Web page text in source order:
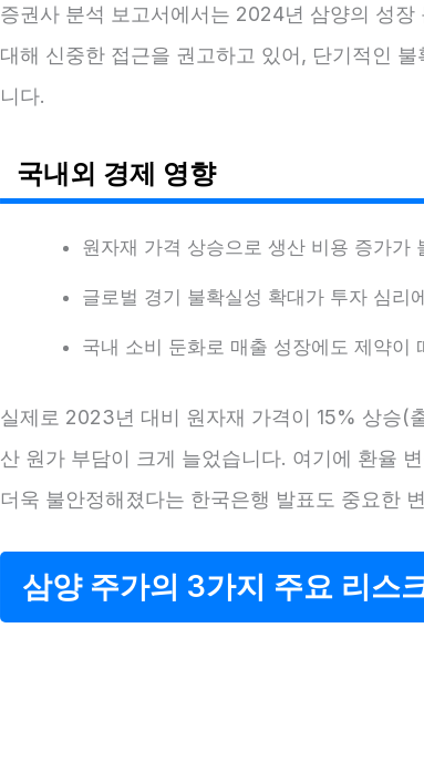
증권사 분석 보고서에서는 2024년 삼양의 성장
대해 신중한 접근을 권고하고 있어, 단기적인
니다.
국내외 경제 영향
원자재 가격 상승으로 생산 비용 증가가
글로벌 경기 불확실성 확대가 투자 심리
국내 소비 둔화로 매출 성장에도 제약이
실제로 2023년 대비 원자재 가격이 15% 상승(
산 원가 부담이 크게 늘었습니다. 여기에 환율
더욱 불안정해졌다는 한국은행 발표도 중요한
삼양 주가의 3가지 주요 리스